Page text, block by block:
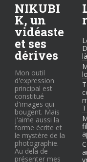
NIKUBI
K, un
vidéaste
et ses
dérives
Mon outil
d'expression
principal est
constitué
d'images qui
bougent. Mais
j'aime aussi la
forme écrite et
le mystère de la
photographie.
Au delà de
présenter mes
là